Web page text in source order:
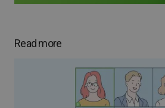
Read more